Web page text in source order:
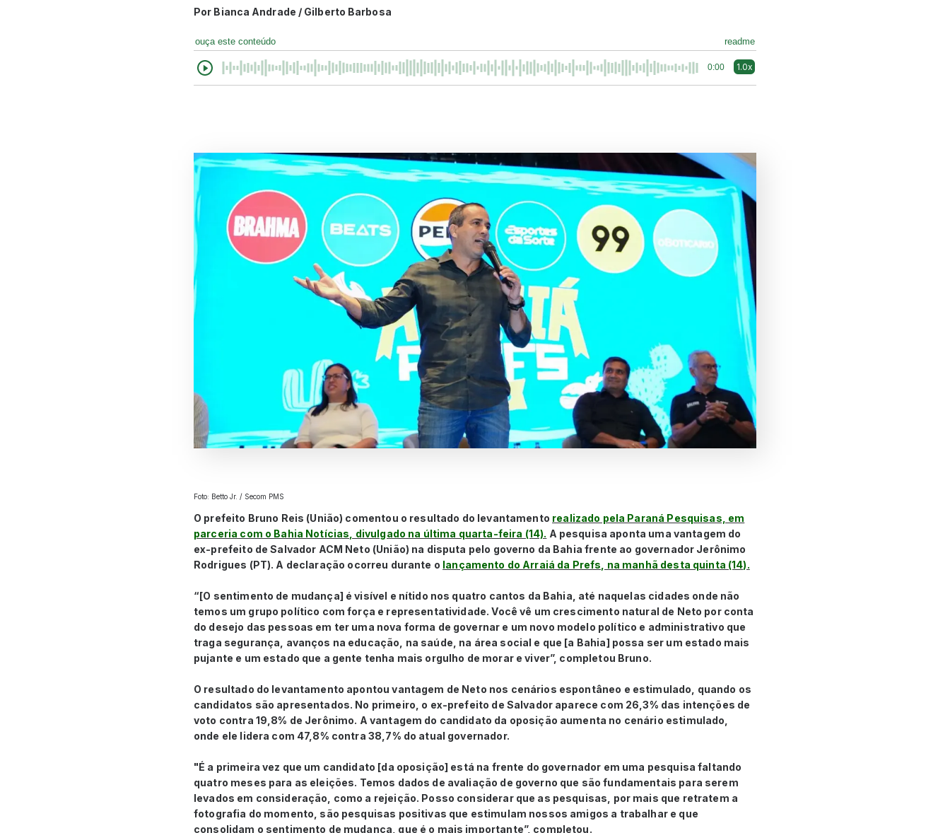
Por Bianca Andrade / Gilberto Barbosa
ouça este conteúdo readme
0:00 1.0x
Foto: Betto Jr. / Secom PMS
O prefeito Bruno Reis (União) comentou o resultado do levantamento realizado pela Paraná Pesquisas, em
parceria com o Bahia Notícias, divulgado na última quarta-feira (14). A pesquisa aponta uma vantagem do
ex-prefeito de Salvador ACM Neto (União) na disputa pelo governo da Bahia frente ao governador Jerônimo
Rodrigues (PT). A declaração ocorreu durante o lançamento do Arraiá da Prefs, na manhã desta quinta (14).
“[O sentimento de mudança] é visível e nítido nos quatro cantos da Bahia, até naquelas cidades onde não
temos um grupo político com força e representatividade. Você vê um crescimento natural de Neto por conta
do desejo das pessoas em ter uma nova forma de governar e um novo modelo político e administrativo que
traga segurança, avanços na educação, na saúde, na área social e que [a Bahia] possa ser um estado mais
pujante e um estado que a gente tenha mais orgulho de morar e viver”, completou Bruno.
O resultado do levantamento apontou vantagem de Neto nos cenários espontâneo e estimulado, quando os
candidatos são apresentados. No primeiro, o ex-prefeito de Salvador aparece com 26,3% das intenções de
voto contra 19,8% de Jerônimo. A vantagem do candidato da oposição aumenta no cenário estimulado,
onde ele lidera com 47,8% contra 38,7% do atual governador.
"É a primeira vez que um candidato [da oposição] está na frente do governador em uma pesquisa faltando
quatro meses para as eleições. Temos dados de avaliação de governo que são fundamentais para serem
levados em consideração, como a rejeição. Posso considerar que as pesquisas, por mais que retratem a
fotografia do momento, são pesquisas positivas que estimulam nossos amigos a trabalhar e que
consolidam o sentimento de mudança, que é o mais importante”, completou.